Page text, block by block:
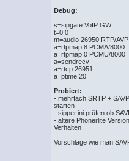
Debug:
s=sipgate VoIP GW
t=0 0
m=audio 26950 RTP/
a=rtpmap:8 PCMA/8000
a=rtpmap:0 PCMU/8000
a=sendrecv
a=rtcp:26951
a=ptime:20
Probiert:
- mehrfach SRTP +
starten
- sipper.ini prüfen ob
- ältere Phonerlite
Verhalten
Vorschläge wie man